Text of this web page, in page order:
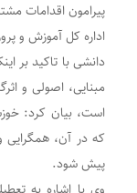
پیرامون اقدامات
اداره کل آموزش و
دانشی با تاکید بر
مبنایی، اصولی و
است، بیان کرد:
که در آن، همگرایی
پیش شود.